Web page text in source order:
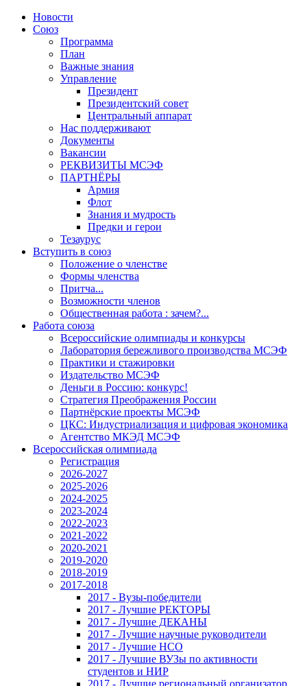
Новости
Союз
Программа
План
Важные знания
Управление
Президент
Президентский совет
Центральный аппарат
Нас поддерживают
Документы
Вакансии
РЕКВИЗИТЫ МСЭФ
ПАРТНЁРЫ
Армия
Флот
Знания и мудрость
Предки и герои
Тезаурус
Вступить в союз
Положение о членстве
Формы членства
Притча...
Возможности членов
Общественная работа : зачем?...
Работа союза
Всероссийские олимпиады и конкурсы
Лаборатория бережливого производства МСЭФ
Практики и стажировки
Издательство МСЭФ
Деньги в Россию: конкурс!
Стратегия Преображения России
Партнёрские проекты МСЭФ
ЦКС: Индустриализация и цифровая экономика
Агентство МКЭД МСЭФ
Всероссийская олимпиада
Регистрация
2026-2027
2025-2026
2024-2025
2023-2024
2022-2023
2021-2022
2020-2021
2019-2020
2018-2019
2017-2018
2017 - Вузы-победители
2017 - Лучшие РЕКТОРЫ
2017 - Лучшие ДЕКАНЫ
2017 - Лучшие научные руководители
2017 - Лучшие НСО
2017 - Лучшие ВУЗы по активности
студентов и НИР
2017 - Лучшие региональный организатор